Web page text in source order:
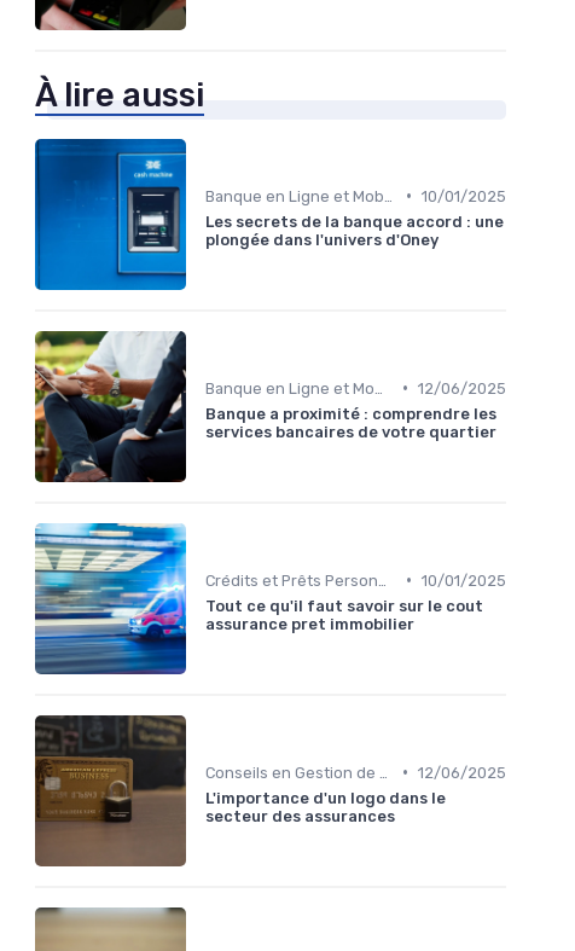
À lire aussi
• 10/01/2025
Les secrets de la banque accord : une
plongée dans l'univers d'Oney
• 12/06/2025
Banque a proximité : comprendre les
services bancaires de votre quartier
• 10/01/2025
Tout ce qu'il faut savoir sur le cout
assurance pret immobilier
• 12/06/2025
L'importance d'un logo dans le
secteur des assurances